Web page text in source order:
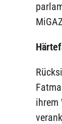
ihrem